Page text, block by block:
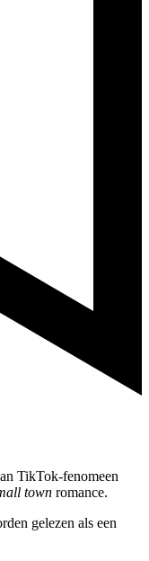
TikTok-fenomeen
town romance.
gelezen als een